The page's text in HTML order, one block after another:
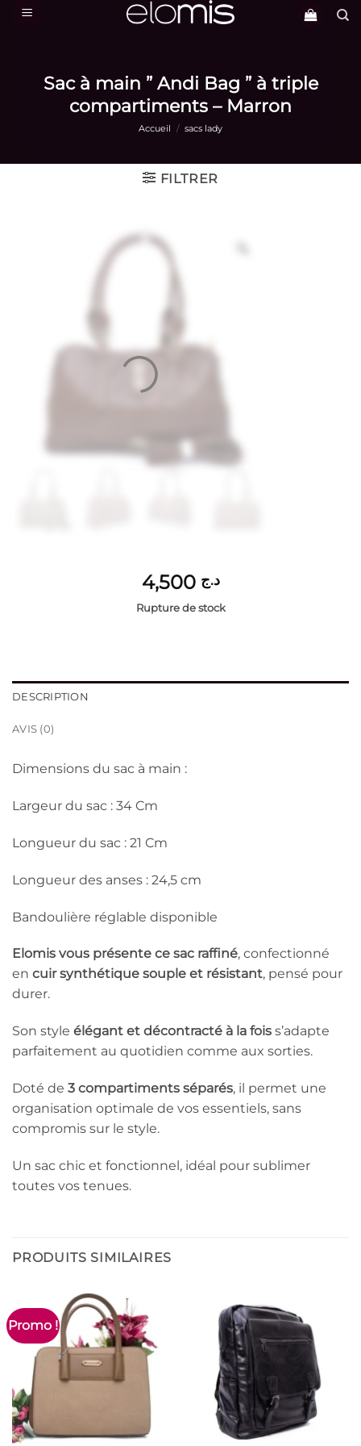
Passer
Sac à main ” Andi Bag ” à triple
compartiments – Marron
Accueil / sacs lady
FILTRER
د.ج 4,500
Rupture de stock
DESCRIPTION
AVIS (0)
Dimensions du sac à main :
Largeur du sac : 34 Cm
Longueur du sac : 21 Cm
Longueur des anses : 24,5 cm
Bandoulière réglable disponible
Elomis vous présente ce sac raffiné, confectionné
en cuir synthétique souple et résistant, pensé pour
durer.
Son style élégant et décontracté à la fois s’adapte
parfaitement au quotidien comme aux sorties.
Doté de 3 compartiments séparés, il permet une
organisation optimale de vos essentiels, sans
compromis sur le style.
Un sac chic et fonctionnel, idéal pour sublimer
toutes vos tenues.
PRODUITS SIMILAIRES
Promo !